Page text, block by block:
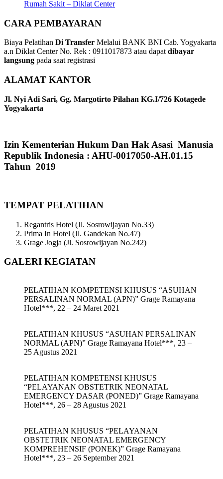
Rumah Sakit – Diklat Center
CARA PEMBAYARAN
Biaya Pelatihan Di Transfer Melalui BANK BNI Cab. Yogyakarta
a.n Diklat Center No. Rek : 0911017873 atau dapatdibayar
langsung pada saat registrasi
ALAMAT KANTOR
Jl. Nyi Adi Sari, Gg. Margotirto Pilahan KG.I/726 Kotagede
Yogyakarta
Izin Kementerian Hukum Dan Hak Asasi Manusia
Republik Indonesia : AHU-0017050-AH.01.15
Tahun 2019
TEMPAT PELATIHAN
Regantris Hotel (Jl. Sosrowijayan No.33)
Prima In Hotel (Jl. Gandekan No.47)
Grage Jogja (Jl. Sosrowijayan No.242)
GALERI KEGIATAN
PELATIHAN KOMPETENSI KHUSUS “ASUHAN
PERSALINAN NORMAL (APN)” Grage Ramayana
Hotel***, 22 – 24 Maret 2021
PELATIHAN KHUSUS “ASUHAN PERSALINAN
NORMAL (APN)” Grage Ramayana Hotel***, 23 –
25 Agustus 2021
PELATIHAN KOMPETENSI KHUSUS
“PELAYANAN OBSTETRIK NEONATAL
EMERGENCY DASAR (PONED)” Grage Ramayana
Hotel***, 26 – 28 Agustus 2021
PELATIHAN KHUSUS “PELAYANAN
OBSTETRIK NEONATAL EMERGENCY
KOMPREHENSIF (PONEK)” Grage Ramayana
Hotel***, 23 – 26 September 2021